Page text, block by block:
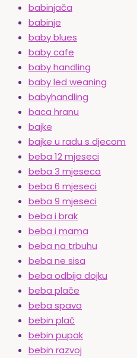
babinjača
babinje
baby blues
baby cafe
baby handling
baby led weaning
babyhandling
baca hranu
bajke
bajke u radu s djecom
beba 12 mjeseci
beba 3 mjeseca
beba 6 mjeseci
beba 9 mjeseci
beba i brak
beba i mama
beba na trbuhu
beba ne sisa
beba odbija dojku
beba plače
beba spava
bebin plač
bebin pupak
bebin razvoj